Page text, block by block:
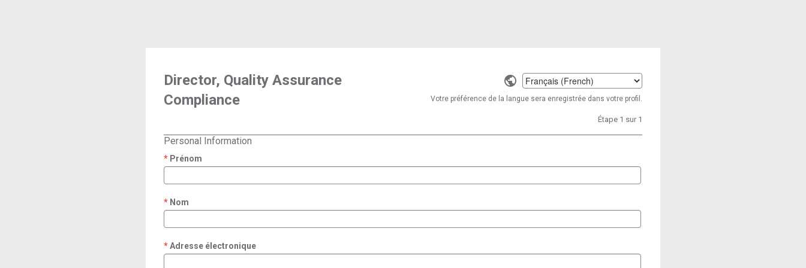
Select
a
language
Votre préférence de la langue sera enregistrée dans votre profil.
Director, Quality Assurance
Compliance
Étape 1 sur 1
Personal Information
Prénom
required
Nom
required
Adresse électronique
required